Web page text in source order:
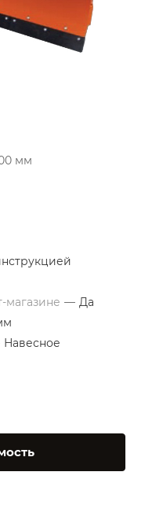
мм
магазине — Да
Навесное